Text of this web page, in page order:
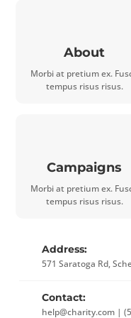
About
Morbi at pretium ex.
tempus risus risus.
Campaigns
Morbi at pretium ex.
tempus risus risus.
Address:
571 Saratoga Rd,
Contact:
help@charity.com |